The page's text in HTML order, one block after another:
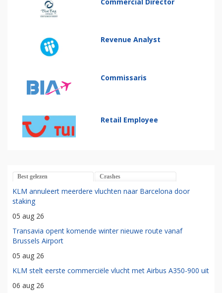
Revenue Analyst
Commissaris
Retail Employee
Best gelezen Crashes
KLM annuleert meerdere vluchten naar Barcelona door
staking
05 aug 26
Transavia opent komende winter nieuwe route vanaf
Brussels Airport
05 aug 26
KLM stelt eerste commerciële vlucht met Airbus A350-900 uit
06 aug 26